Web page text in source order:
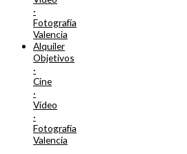
·
Fotografía
Valencia
Alquiler
Objetivos
·
Cine
·
Vídeo
·
Fotografía
Valencia